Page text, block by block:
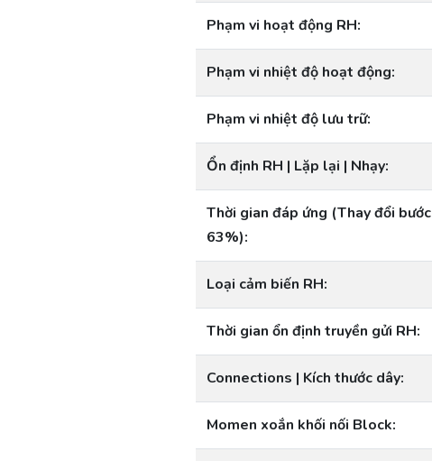
Phạm vi hoạt động RH:
Phạm vi nhiệt độ hoạt động:
Phạm vi nhiệt độ lưu trữ:
Ổn định RH | Lặp lại | Nhạy:
Thời gian đáp ứng (Thay đổi bước
63%):
Loại cảm biến RH:
Thời gian ổn định truyền gửi RH:
Connections | Kích thước dây:
Momen xoắn khối nối Block: